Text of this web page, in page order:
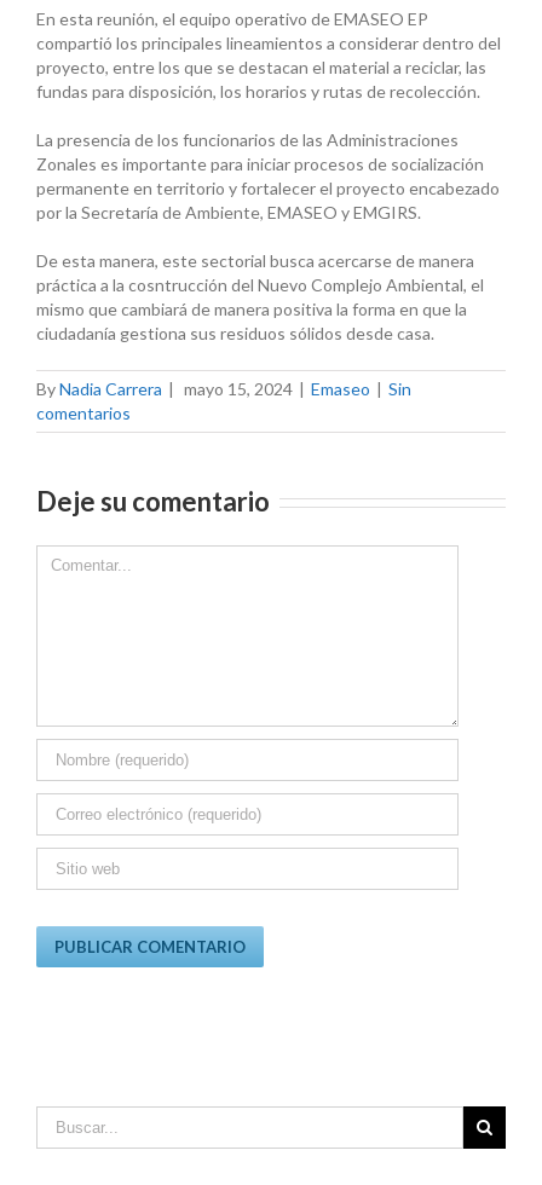
En esta reunión, el equipo operativo de EMASEO EP
compartió los principales lineamientos a considerar dentro del
proyecto, entre los que se destacan el material a reciclar, las
fundas para disposición, los horarios y rutas de recolección.
La presencia de los funcionarios de las Administraciones
Zonales es importante para iniciar procesos de socialización
permanente en territorio y fortalecer el proyecto encabezado
por la Secretaría de Ambiente, EMASEO y EMGIRS.
De esta manera, este sectorial busca acercarse de manera
práctica a la cosntrucción del Nuevo Complejo Ambiental, el
mismo que cambiará de manera positiva la forma en que la
ciudadanía gestiona sus residuos sólidos desde casa.
ByNadia Carrera | mayo 15, 2024 | Emaseo | Sin
comentarios
Deje su comentario
Comment